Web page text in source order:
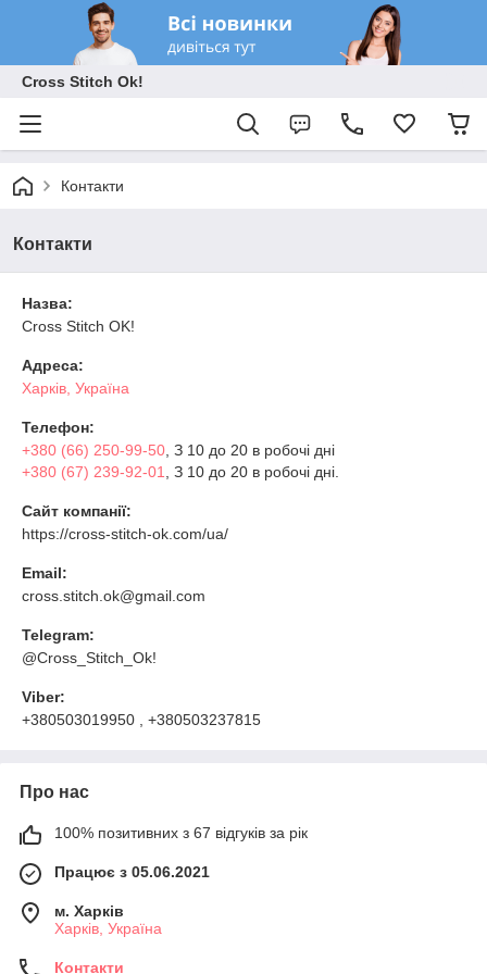
Cross Stitch Ok!
Контакти
Контакти
Назва:
Cross Stitch OK!
Адреса:
Харків, Україна
Телефон:
+380 (66) 250-99-50 , З 10 до 20 в робочі дні
+380 (67) 239-92-01
, З 10 до 20 в робочі дні.
Сайт компанії:
https://cross-stitch-ok.com/ua/
Email:
cross.stitch.ok@gmail.com
Telegram:
@Cross_Stitch_Ok!
Viber:
+380503019950 , +380503237815
Про нас
100% позитивних з 67 відгуків за рік
Працює з 05.06.2021
м. Харків
Харків, Україна
Контакти